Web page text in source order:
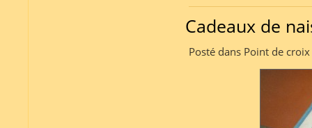
Cadeaux de
Posté dans Point de